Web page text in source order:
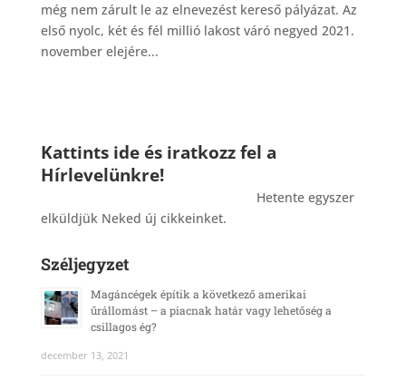
még nem zárult le az elnevezést kereső pályázat. Az
első nyolc, két és fél millió lakost váró negyed 2021.
november elejére...
Kattints ide és iratkozz fel a
Hírlevelünkre!
Hetente egyszer
elküldjük Neked új cikkeinket.
Széljegyzet
Magáncégek építik a következő amerikai
űrállomást – a piacnak határ vagy lehetőség a
csillagos ég?
december 13, 2021